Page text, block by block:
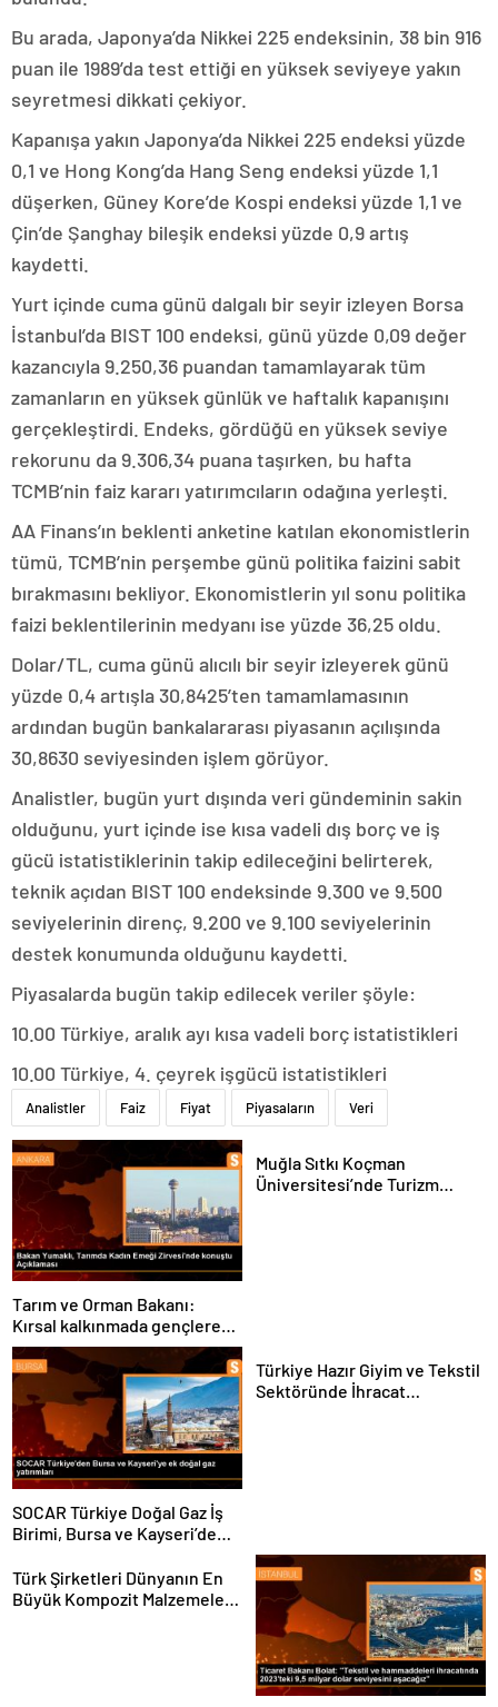
Bu arada, Japonya’da Nikkei 225 endeksinin, 38 bin 916
puan ile 1989’da test ettiği en yüksek seviyeye yakın
seyretmesi dikkati çekiyor.
Kapanışa yakın Japonya’da Nikkei 225 endeksi yüzde
0,1 ve Hong Kong’da Hang Seng endeksi yüzde 1,1
düşerken, Güney Kore’de Kospi endeksi yüzde 1,1 ve
Çin’de Şanghay bileşik endeksi yüzde 0,9 artış
kaydetti.
Yurt içinde cuma günü dalgalı bir seyir izleyen Borsa
İstanbul’da BIST 100 endeksi, günü yüzde 0,09 değer
kazancıyla 9.250,36 puandan tamamlayarak tüm
zamanların en yüksek günlük ve haftalık kapanışını
gerçekleştirdi. Endeks, gördüğü en yüksek seviye
rekorunu da 9.306,34 puana taşırken, bu hafta
TCMB’nin faiz kararı yatırımcıların odağına yerleşti.
AA Finans’ın beklenti anketine katılan ekonomistlerin
tümü, TCMB’nin perşembe günü politika faizini sabit
bırakmasını bekliyor. Ekonomistlerin yıl sonu politika
faizi beklentilerinin medyanı ise yüzde 36,25 oldu.
Dolar/TL, cuma günü alıcılı bir seyir izleyerek günü
yüzde 0,4 artışla 30,8425’ten tamamlamasının
ardından bugün bankalararası piyasanın açılışında
30,8630 seviyesinden işlem görüyor.
Analistler, bugün yurt dışında veri gündeminin sakin
olduğunu, yurt içinde ise kısa vadeli dış borç ve iş
gücü istatistiklerinin takip edileceğini belirterek,
teknik açıdan BIST 100 endeksinde 9.300 ve 9.500
seviyelerinin direnç, 9.200 ve 9.100 seviyelerinin
destek konumunda olduğunu kaydetti.
Piyasalarda bugün takip edilecek veriler şöyle:
10.00 Türkiye, aralık ayı kısa vadeli borç istatistikleri
10.00 Türkiye, 4. çeyrek işgücü istatistikleri
Analistler Faiz Fiyat Piyasaların Veri
Tarım ve Orman Bakanı:
Kırsal kalkınmada gençlere
ve kadınlara pozitif ayrımcılık
yapıyoruz
Muğla Sıtkı Koçman
Üniversitesi’nde Turizm
SOCAR Türkiye Doğal Gaz İş
Birimi, Bursa ve Kayseri’de
Türkiye Hazır Giyim ve Tekstil
Sektöründe İhracat
Türk Şirketleri Dünyanın En
Büyük Kompozit Malzemeler